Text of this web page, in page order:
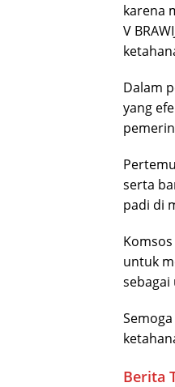
karena
V
Dalam
yang
serta
padi di
untuk
sebagai
Berita